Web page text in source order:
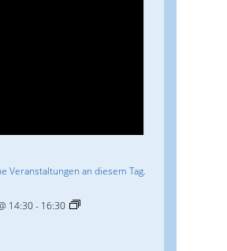
Veranstaltungen an diesem Tag.
14:30- 16:30